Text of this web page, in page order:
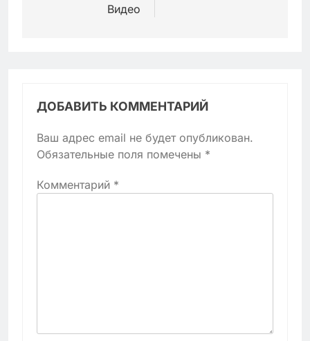
Видео
ДОБАВИТЬ КОММЕНТАРИЙ
Ваш адрес email не будет опубликован.
Обязательные поля помечены *
Комментарий *